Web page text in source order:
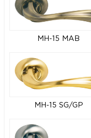
MH-15 MAB
MH-15 SG/GP